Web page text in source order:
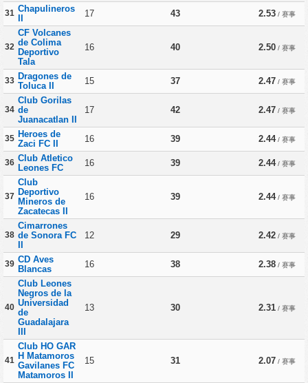
31 Chapulineros
17 43 2.53 / 赛事
32
CF Volcanes
de Colima
Deportivo
Tala
16 40 2.50 / 赛事
33 Dragones de
Toluca II
15 37 2.47 / 赛事
34
Club Gorilas
de
Juanacatlan II
17 42 2.47 / 赛事
35 Heroes de
Zaci FC II
16 39 2.44/ 赛事
36 Club Atletico
Leones FC
16 39 2.44/ 赛事
37
Club
Deportivo
Mineros de
Zacatecas II
16 39 2.44/ 赛事
38
Cimarrones
de Sonora FC
12 29 2.42 / 赛事
39 CD Aves
Blancas
16 38 2.38 / 赛事
40
Club Leones
Negros de la
Universidad
de
Guadalajara
13 30 2.31 / 赛事
41
Club HO GAR
H Matamoros
Gavilanes FC
Matamoros II
15 31 2.07 / 赛事